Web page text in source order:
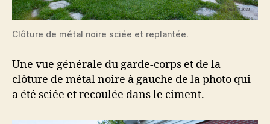
Clôture de métal noire sciée et replantée.
Une vue générale du garde-corps et de la
clôture de métal noire à gauche de la photo qui
a été sciée et recoulée dans le ciment.